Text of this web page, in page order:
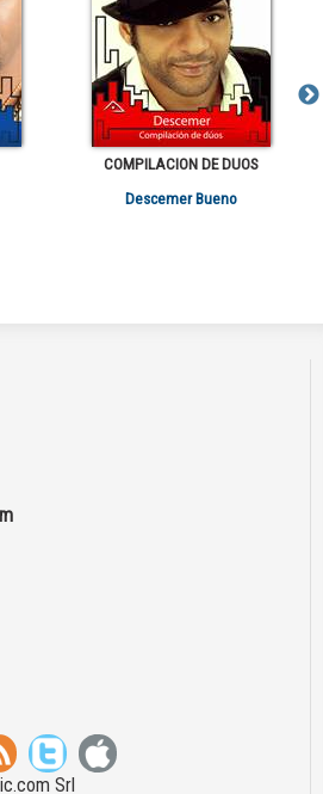
COMPILACION DE DUOS
Descemer Bueno
Srl